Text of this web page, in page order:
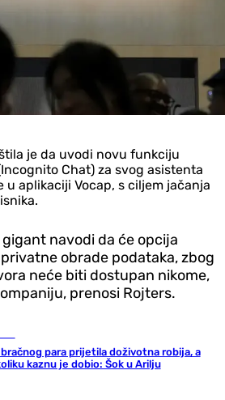
je da uvodi novu funkciju
Chat) za svog asistenta
aplikaciji Vocap, s ciljem jačanja
navodi da će opcija
obrade podataka, zbog
neće biti dostupan nikome,
prenosi Rojters.
bračnog para prijetila doživotna robija, a
kaznu je dobio: Šok u Arilju